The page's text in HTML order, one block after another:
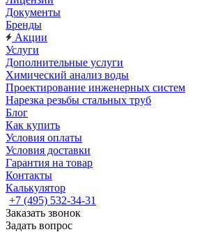
Документы
Бренды
Акции
Услуги
Дополнительные услуги
Химический анализ воды
Проектирование инженерных систем
Нарезка резьбы стальных труб
Блог
Как купить
Условия оплаты
Условия доставки
Гарантия на товар
Контакты
Калькулятор
+7 (495) 532‑34‑31
Заказать звонок
Задать вопрос